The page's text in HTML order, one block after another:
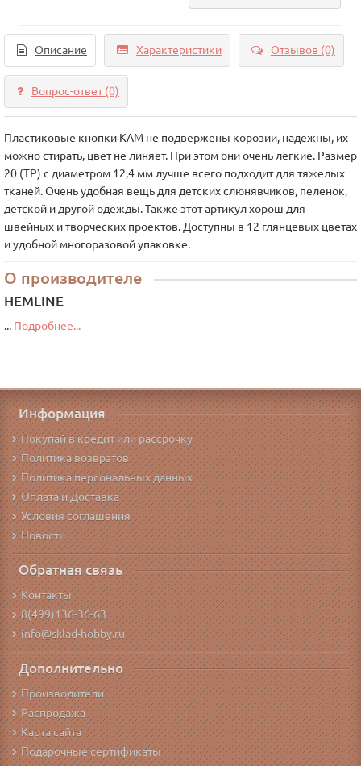
Описание Характеристики Отзывов (0)
Вопрос-ответ(0)
Пластиковые кнопки KAM не подвержены корозии, надежны, их
можно стирать, цвет не линяет. При этом они очень легкие. Размер
20 (TP) с диаметром 12,4 мм лучше всего подходит для тяжелых
тканей. Очень удобная вещь для детских слюнявчиков, пеленок,
детской и другой одежды. Также этот артикул хорош для
швейных и творческих проектов. Доступны в 12 глянцевых цветах
и удобной многоразовой упаковке.
О производителе
HEMLINE
... Подробнее...
Информация
Покупай в кредит или рассрочку
Политика возвратов
Политика персональных данных
Оплата и Доставка
Условия соглашения
Новости
Обратная связь
Контакты
8(499)136-36-63
info@sklad-hobby.ru
Дополнительно
Производители
Распродажа
Карта сайта
Подарочные сертификаты